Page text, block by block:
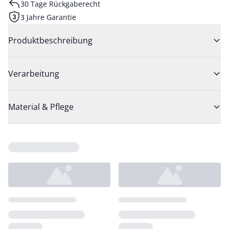
30 Tage Rückgaberecht
3 Jahre Garantie
Produktbeschreibung
Verarbeitung
Material & Pflege